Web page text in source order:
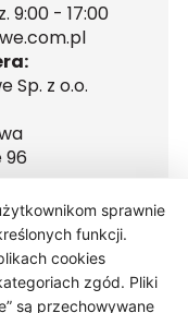
9:00 - 17:00
Sp. z o.o.
96
sprawnie
funkcji.
cookies
zgód. Pliki
są przechowywane